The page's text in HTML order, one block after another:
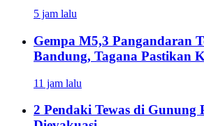
5 jam lalu
Gempa M5,3 Pangandaran
Bandung, Tagana Pastikan
11 jam lalu
2 Pendaki Tewas di Gunung